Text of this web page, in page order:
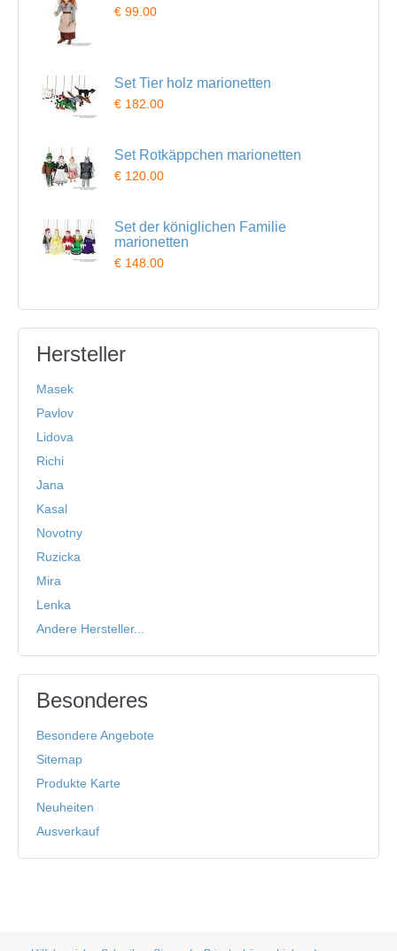
€ 99.00
Set Tier holz marionetten
€ 182.00
Set Rotkäppchen marionetten
€ 120.00
Set der königlichen Familie
marionetten
€ 148.00
Hersteller
Masek
Pavlov
Lidova
Richi
Jana
Kasal
Novotny
Ruzicka
Mira
Lenka
Andere Hersteller...
Besonderes
Besondere Angebote
Sitemap
Produkte Karte
Neuheiten
Ausverkauf